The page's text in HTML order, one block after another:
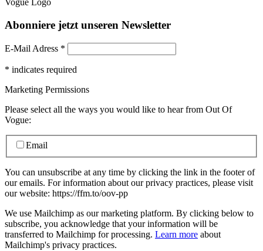
Abonniere jetzt unseren Newsletter
E-Mail Adress *
* indicates required
Marketing Permissions
Please select all the ways you would like to hear from Out Of
Vogue:
Email
You can unsubscribe at any time by clicking the link in the footer of
our emails. For information about our privacy practices, please visit
our website: https://ffm.to/oov-pp
We use Mailchimp as our marketing platform. By clicking below to
subscribe, you acknowledge that your information will be
transferred to Mailchimp for processing. Learn more about
Mailchimp's privacy practices.